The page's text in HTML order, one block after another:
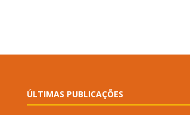
ÚLTIMAS PUBLICAÇÕES